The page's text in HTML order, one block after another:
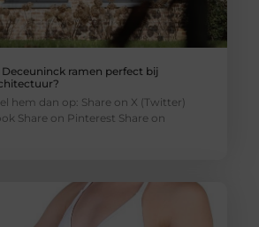
ramen perfect bij
hem dan op: Share on X (Twitter)
Share on Pinterest Share on